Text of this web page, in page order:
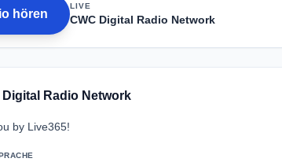
hören
LIVE
CWC Digital Radio Network
Digital Radio Network
by Live365!